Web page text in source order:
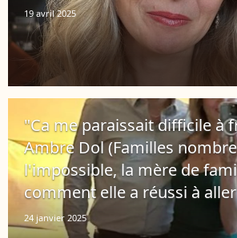
19 avril 2025
"Ca me paraissait difficile à
Ambre Dol (Familles
l'impossible, la mère de
comment elle a réussi à
24 janvier 2025